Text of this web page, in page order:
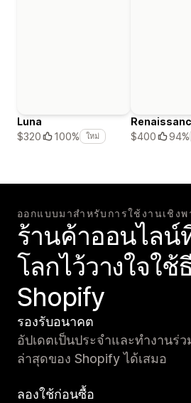
Luna
$320
100% ใหม่
$400
94%
ออกแบบมาสำหรับการใช้งานเชิง
ร้านค้าออนไล
โลกไว้วางใจใช้
Shopify
รองรับอนาคต
อัปเดตเป็นประจำและทำงานร่
ล่าสุดของ Shopify ได้เสมอ
ลองใช้ก่อนซื้อ